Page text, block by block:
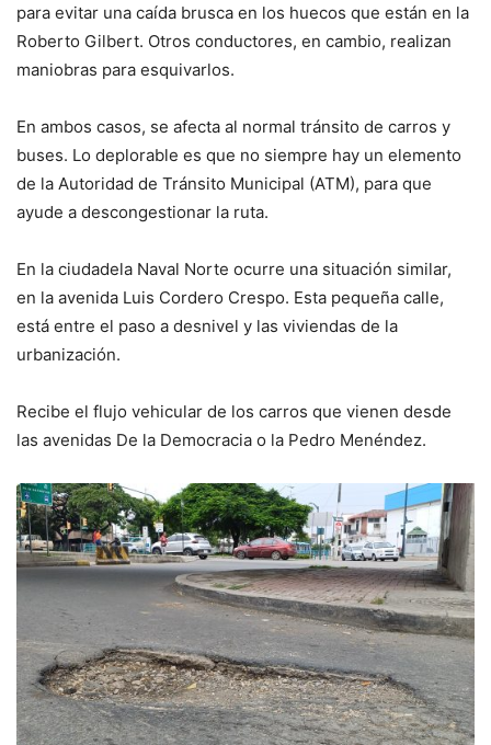
para evitar una caída brusca en los huecos que están en la
Roberto Gilbert. Otros conductores, en cambio, realizan
maniobras para esquivarlos.
En ambos casos, se afecta al normal tránsito de carros y
buses. Lo deplorable es que no siempre hay un elemento
de la Autoridad de Tránsito Municipal (ATM), para que
ayude a descongestionar la ruta.
En la ciudadela Naval Norte ocurre una situación similar,
en la avenida Luis Cordero Crespo. Esta pequeña calle,
está entre el paso a desnivel y las viviendas de la
urbanización.
Recibe el flujo vehicular de los carros que vienen desde
las avenidas De la Democracia o la Pedro Menéndez.